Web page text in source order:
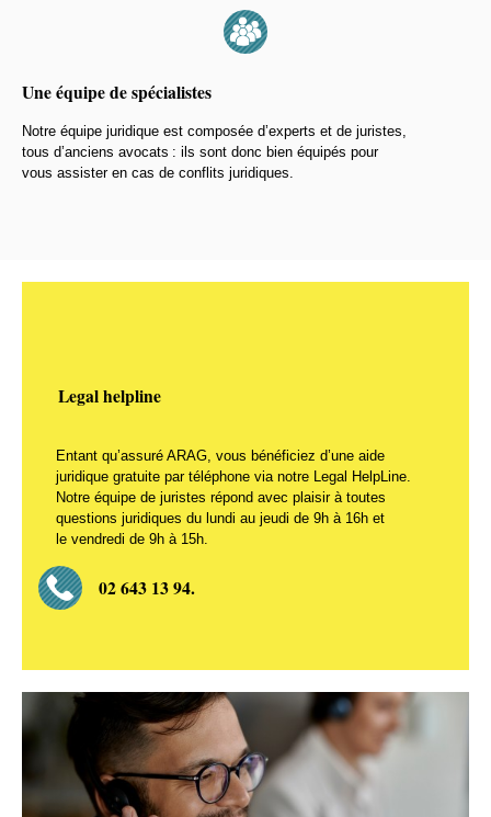
Une équipe de spécialistes
Notre équipe juridique est composée d’experts et de juristes,
tous d’anciens avocats : ils sont donc bien équipés pour
vous assister en cas de conflits juridiques.
Legal helpline
Entant qu’assuré ARAG, vous bénéficiez d’une aide
juridique gratuite par téléphone via notre Legal HelpLine.
Notre équipe de juristes répond avec plaisir à toutes
questions juridiques du lundi au jeudi de 9h à 16h et
le vendredi de 9h à 15h.
02 643 13 94.